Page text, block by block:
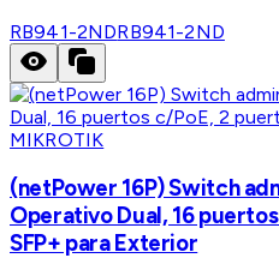
RB941-2NDRB941-2ND
MIKROTIK
(netPower 16P) Switch
Operativo Dual, 16
SFP+ para Exterior